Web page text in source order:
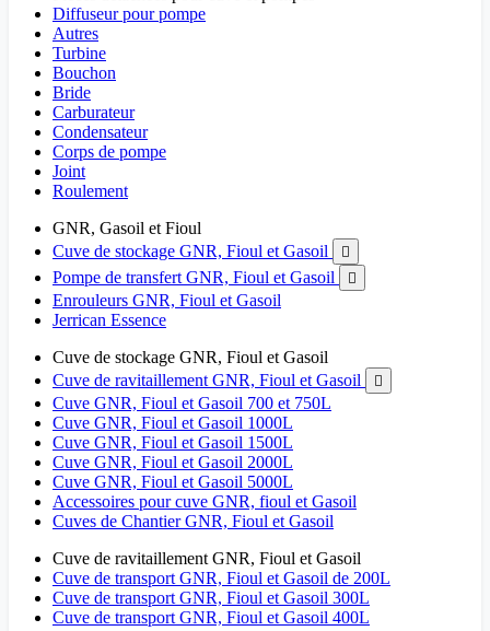
Diffuseur pour pompe
Autres
Turbine
Bouchon
Bride
Carburateur
Condensateur
Corps de pompe
Joint
Roulement
GNR, Gasoil et Fioul
Cuve de stockage GNR, Fioul et Gasoil

Pompe de transfert GNR, Fioul et Gasoil 
Enrouleurs GNR, Fioul et Gasoil
Jerrican Essence
Cuve de stockage GNR, Fioul et Gasoil
Cuve de ravitaillement GNR, Fioul et Gasoil

Cuve GNR, Fioul et Gasoil 700 et 750L
Cuve GNR, Fioul et Gasoil 1000L
Cuve GNR, Fioul et Gasoil 1500L
Cuve GNR, Fioul et Gasoil 2000L
Cuve GNR, Fioul et Gasoil 5000L
Accessoires pour cuve GNR, fioul et Gasoil
Cuves de Chantier GNR, Fioul et Gasoil
Cuve de ravitaillement GNR, Fioul et Gasoil
Cuve de transport GNR, Fioul et Gasoil de 200L
Cuve de transport GNR, Fioul et Gasoil 300L
Cuve de transport GNR, Fioul et Gasoil 400L